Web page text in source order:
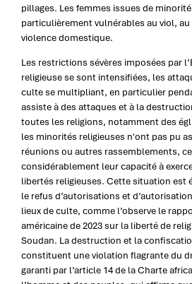
pillages. Les femmes issues de
particulièrement vulnérables au viol, au
violence domestique.
Les restrictions sévères imposées par
religieuse se sont intensifiées, les
culte se multipliant, en particulier
assiste à des attaques et à la
toutes les religions, notamment des
les minorités religieuses n'ont pas pu
réunions ou autres rassemblements,
considérablement leur capacité à
libertés religieuses. Cette situation est
le refus d’autorisations et
lieux de culte, comme l’observe le
américaine de 2023 sur la liberté de
Soudan. La destruction et la
constituent une violation flagrante du
garanti par l’article 14 de la Charte